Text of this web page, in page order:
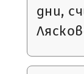
дни,